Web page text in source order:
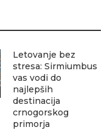
Letovanje bez
stresa: Sirmiumbus
vas vodi do
najlepših
destinacija
crnogorskog
primorja